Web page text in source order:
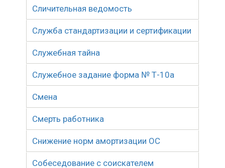
Сличительная ведомость
Служба стандартизации и сертификации
Служебная тайна
Служебное задание форма № Т-10а
Смена
Смерть работника
Снижение норм амортизации ОС
Собеседование с соискателем